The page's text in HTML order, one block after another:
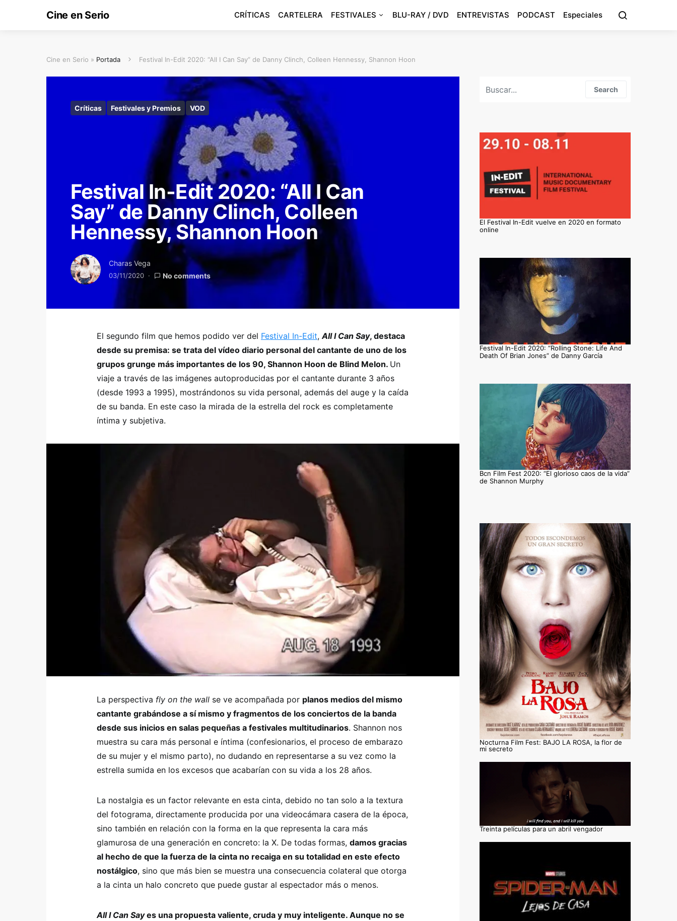
Cine en Serio CRÍTICAS CARTELERA FESTIVALES BLU-RAY / DVD ENTREVISTAS PODCAST Especiales
Cine en Serio » Portada Festival In-Edit 2020: “All I Can Say” de Danny Clinch, Colleen Hennessy, Shannon Hoon
Críticas Festivales y Premios VOD
Festival In-Edit 2020: “All I Can
Say” de Danny Clinch, Colleen
Hennessy, Shannon Hoon
Charas Vega
03/11/2020 No comments
El segundo film que hemos podido ver del Festival In-Edit,All I Can Say, destaca
desde su premisa: se trata del vídeo diario personal del cantante de uno de los
grupos grunge más importantes de los 90, Shannon Hoon de Blind Melon. Un
viaje a través de las imágenes autoproducidas por el cantante durante 3 años
(desde 1993 a 1995), mostrándonos su vida personal, además del auge y la caída
de su banda. En este caso la mirada de la estrella del rock es completamente
íntima y subjetiva.
La perspectiva fly on the wall se ve acompañada por planos medios del mismo
cantante grabándose a sí mismo y fragmentos de los conciertos de la banda
desde sus inicios en salas pequeñas a festivales multitudinarios. Shannon nos
muestra su cara más personal e íntima (confesionarios, el proceso de embarazo
de su mujer y el mismo parto), no dudando en representarse a su vez como la
estrella sumida en los excesos que acabarían con su vida a los 28 años.
La nostalgia es un factor relevante en esta cinta, debido no tan solo a la textura
del fotograma, directamente producida por una videocámara casera de la época,
sino también en relación con la forma en la que representa la cara más
glamurosa de una generación en concreto: la X. De todas formas, damos gracias
al hecho de que la fuerza de la cinta no recaiga en su totalidad en este efecto
nostálgico, sino que más bien se muestra una consecuencia colateral que otorga
a la cinta un halo concreto que puede gustar al espectador más o menos.
All I Can Sayes una propuesta valiente, cruda y muy inteligente. Aunque no se
Search
El Festival In-Edit vuelve en 2020 en formato
online
Festival In-Edit 2020: “Rolling Stone: Life And
Death Of Brian Jones” de Danny García
Bcn Film Fest 2020: “El glorioso caos de la vida”
de Shannon Murphy
Nocturna Film Fest: BAJO LA ROSA, la flor de
mi secreto
Treinta películas para un abril vengador